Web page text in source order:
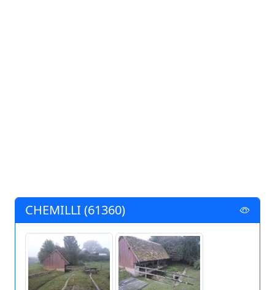
CHEMILLI (61360)